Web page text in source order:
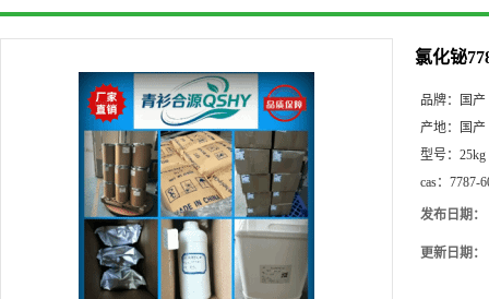
氯化铋
品牌：
国产
产地：
国产
型号： 25kg
cas： 7787-
发布日期：
更新日期：